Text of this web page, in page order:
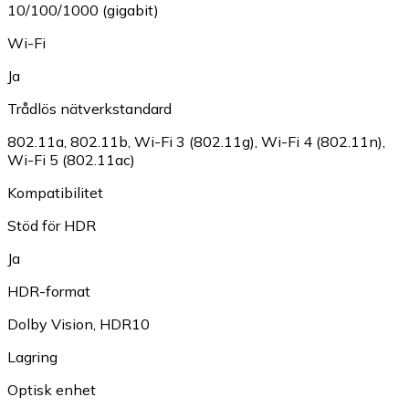
10/100/1000 (gigabit)
Wi-Fi
Ja
Trådlös nätverkstandard
802.11a, 802.11b, Wi-Fi 3 (802.11g), Wi-Fi 4 (802.11n),
Wi-Fi 5 (802.11ac)
Kompatibilitet
Stöd för HDR
Ja
HDR-format
Dolby Vision, HDR10
Lagring
Optisk enhet